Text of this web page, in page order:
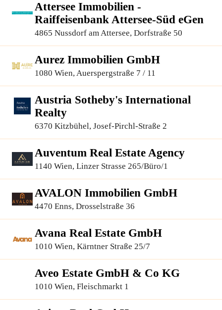
Attersee Immobilien -
Raiffeisenbank Attersee-Süd eGen
4865 Nussdorf am Attersee, Dorfstraße 50
Aurez Immobilien GmbH
1080 Wien, Auerspergstraße 7 / 11
Austria Sotheby's International
Realty
6370 Kitzbühel, Josef-Pirchl-Straße 2
Auventum Real Estate Agency
1140 Wien, Linzer Strasse 265/Büro/1
AVALON Immobilien GmbH
4470 Enns, Drosselstraße 36
Avana Real Estate GmbH
1010 Wien, Kärntner Straße 25/7
Aveo Estate GmbH & Co KG
1010 Wien, Fleischmarkt 1